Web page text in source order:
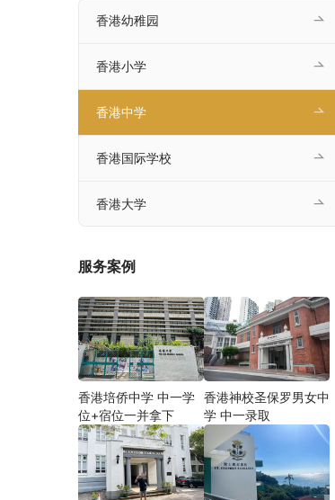
香港幼稚园
香港小学
香港中学
香港国际学校
香港大学
服务案例
香港培侨中学 中一学
位+宿位一并拿下
香港神校圣保罗男女中
学 中一录取